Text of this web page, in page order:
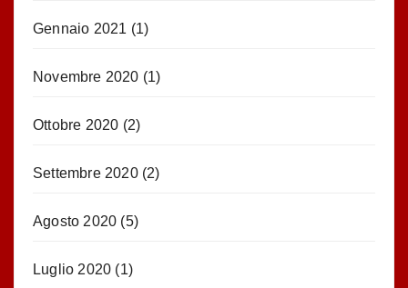
Gennaio 2021 (1)
Novembre 2020 (1)
Ottobre 2020 (2)
Settembre 2020(2)
Agosto 2020 (5)
Luglio 2020 (1)